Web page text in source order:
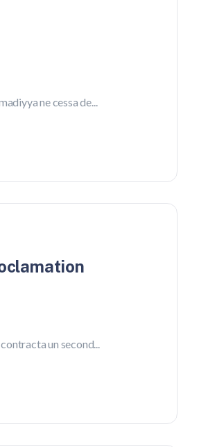
ne cessa de...
un second...